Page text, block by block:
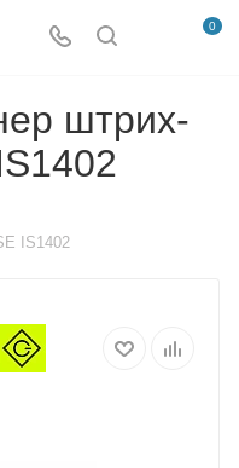
0
штрих-
IS1402